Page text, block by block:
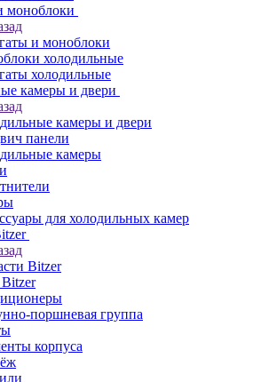
моноблоки
и моноблоки
холодильные
холодильные
камеры и двери
камеры и двери
панели
камеры
для холодильных камер
Bitzer
поршневая группа
корпуса